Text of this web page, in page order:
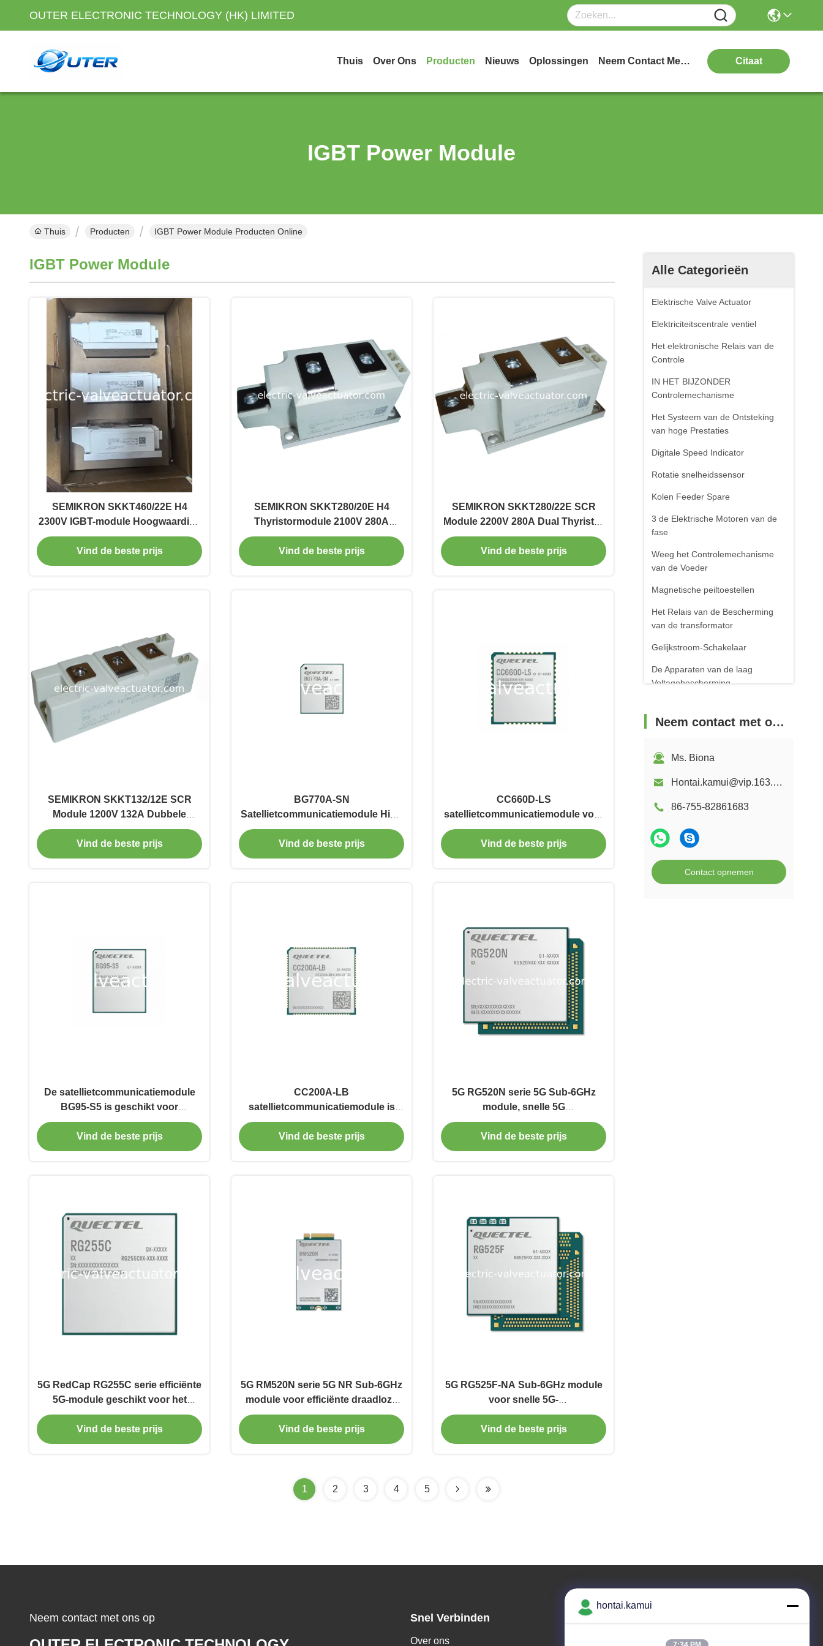
OUTER ELECTRONIC TECHNOLOGY (HK) LIMITED
Thuis Over Ons Producten Nieuws Oplossingen Neem Contact Met Ons Op Citaat
IGBT Power Module
Thuis Producten IGBT Power Module Producten Online
Alle Categorieën
Elektrische Valve Actuator
Elektriciteitscentrale ventiel
Het elektronische Relais van de
Controle
IN HET BIJZONDER
Controlemechanisme
Het Systeem van de Ontsteking
van hoge Prestaties
Digitale Speed Indicator
Rotatie snelheidssensor
Kolen Feeder Spare
3 de Elektrische Motoren van de
fase
Weeg het Controlemechanisme
van de Voeder
Magnetische peiltoestellen
Het Relais van de Bescherming
van de transformator
Gelijkstroom-Schakelaar
De Apparaten van de laag
Voltagebescherming
Stuwraketrem
Neem contact met ons op
Ms. Biona
Hontai.kamui@vip.163.com
86-755-82861683
Contact opnemen
IGBT Power Module
SEMIKRON SKKT460/22E H4
2300V IGBT-module Hoogwaardige
Insulated Gate Bipolar Transistor
Vind de beste prijs
SEMIKRON SKKT280/20E H4
Thyristormodule 2100V 280A
Dubbele SCR-voedingsmodule
Vind de beste prijs
SEMIKRON SKKT280/22E SCR
Module 2200V 280A Dual Thyristor
Module
Vind de beste prijs
SEMIKRON SKKT132/12E SCR
Module 1200V 132A Dubbele
Thyristor SKKT132
Vind de beste prijs
BG770A-SN
Satellietcommunicatiemodule High
Performance Low Latency Wireless
Solution
Vind de beste prijs
CC660D-LS
satellietcommunicatiemodule voor
nauwkeurige gegevensoverdracht
en -ontvangst
Vind de beste prijs
De satellietcommunicatiemodule
BG95-S5 is geschikt voor
communicatie op afstand en voor
het internet der dingen.
Vind de beste prijs
CC200A-LB
satellietcommunicatiemodule is
geschikt voor
communicatiesystemen op afstand
Vind de beste prijs
5G RG520N serie 5G Sub-6GHz
module, snelle 5G
communicatiemodule
Vind de beste prijs
5G RedCap RG255C serie efficiënte
5G-module geschikt voor het
Internet der Dingen
Vind de beste prijs
5G RM520N serie 5G NR Sub-6GHz
module voor efficiënte draadloze
gegevensoverdracht
Vind de beste prijs
5G RG525F-NA Sub-6GHz module
voor snelle 5G-
gegevensoverdracht
Vind de beste prijs
1 2 3 4 5
Neem contact met ons op Snel Verbinden
Over ons
Ons adres
hontai.kamui